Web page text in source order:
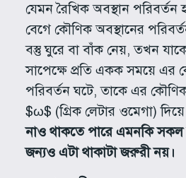
যেমন রৈখিক অবস্থান
বেগে কৌণিক অবস্থানের
বস্তু ঘুরে বা বাঁক নেয়, তখন
সাপেক্ষে প্রতি একক সময়ে এর
পরিবর্তন ঘটে, তাকে এর
$ω$ (গ্রিক লেটার ওমেগা)
নাও থাকতে পারে এমনকি
জন্যও এটা থাকাটা জরুরী নয়।